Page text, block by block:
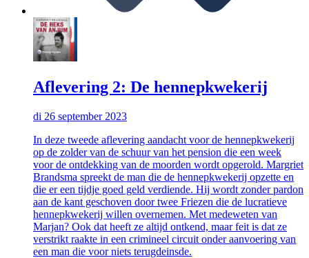
Aflevering 2: De hennepkwekerij
di 26 september 2023
In deze tweede aflevering aandacht voor de hennepkwekerij
op de zolder van de schuur van het pension die een week
voor de ontdekking van de moorden wordt opgerold. Margriet
Brandsma spreekt de man die de hennepkwekerij opzette en
die er een tijdje goed geld verdiende. Hij wordt zonder pardon
aan de kant geschoven door twee Friezen die de lucratieve
hennepkwekerij willen overnemen. Met medeweten van
Marjan? Ook dat heeft ze altijd ontkend, maar feit is dat ze
verstrikt raakte in een crimineel circuit onder aanvoering van
een man die voor niets terugdeinsde.